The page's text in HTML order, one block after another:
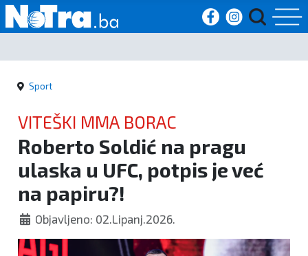
Početna
Vijesti
Sport
Kultura
Crna
kronika
Sport
VITEŠKI MMA BORAC
Roberto Soldić na pragu
ulaska u UFC, potpis je već
na papiru?!
Objavljeno: 02.Lipanj.2026.